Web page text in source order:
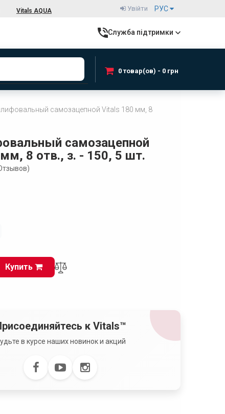
Vitals AQUA РУС
Увійти
Служба підтримки
0 товар(ов) - 0 грн
самозацепной Vitals 180 мм, 8
самозацепной
8 отв., з. - 150, 5 шт.
Купить
к Vitals™
в курсе наших новинок и акций